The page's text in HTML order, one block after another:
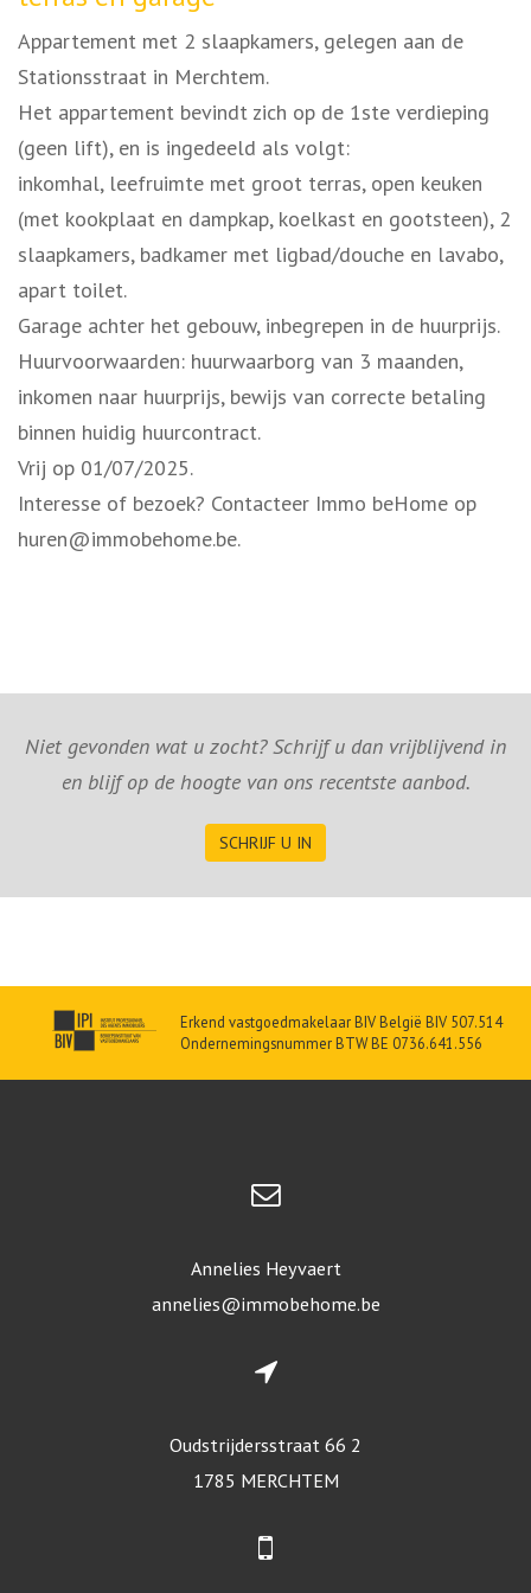
Appartement met 2 slaapkamers, gelegen aan de
Stationsstraat in Merchtem.
Het appartement bevindt zich op de 1ste verdieping
(geen lift), en is ingedeeld als volgt:
inkomhal, leefruimte met groot terras, open keuken
(met kookplaat en dampkap, koelkast en gootsteen), 2
slaapkamers, badkamer met ligbad/douche en lavabo,
apart toilet.
Garage achter het gebouw, inbegrepen in de huurprijs.
Huurvoorwaarden: huurwaarborg van 3 maanden,
inkomen naar huurprijs, bewijs van correcte betaling
binnen huidig huurcontract.
Vrij op 01/07/2025.
Interesse of bezoek? Contacteer Immo beHome op
huren@immobehome.be.
Niet gevonden wat u zocht? Schrijf u dan vrijblijvend in
en blijf op de hoogte van ons recentste aanbod.
SCHRIJF U IN
Erkend vastgoedmakelaar BIV België BIV 507.514
Ondernemingsnummer BTW BE 0736.641.556
Annelies Heyvaert
annelies@immobehome.be
Oudstrijdersstraat 66 2
1785 MERCHTEM